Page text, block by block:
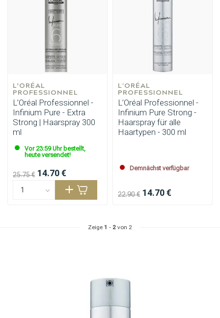
Haarfärbung
L’ORÉAL
PROFESSIONNEL
L’Oréal Professionnel -
Infinium Pure - Extra
Strong | Haarspray 300
ml
Vor 23:59 Uhr bestellt,
heute versendet!
25.75 € 14.70 €
L'ORÉAL
PROFESSIONNEL
L’Oréal Professionnel -
Infinium Pure Strong -
Haarspray für alle
Haartypen - 300 ml
Demnächst verfügbar
22.90 € 14.70 €
Zeige 1 - 2 von 2